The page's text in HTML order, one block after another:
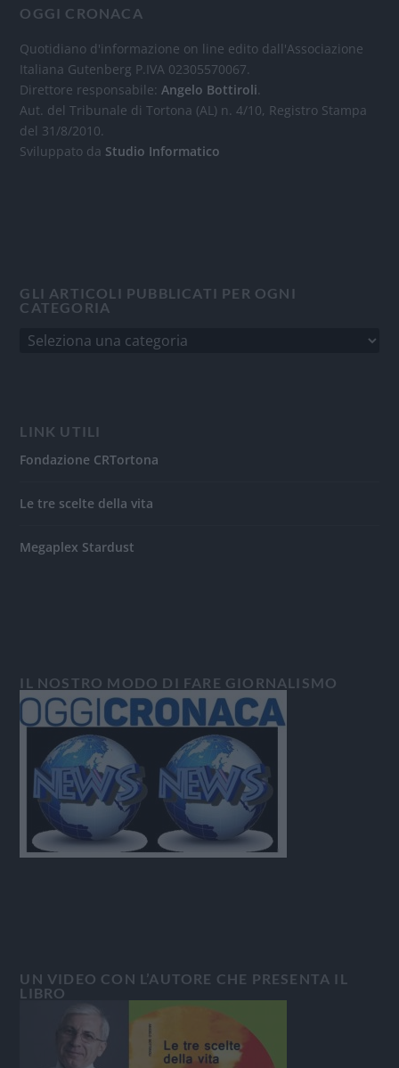
OGGI CRONACA
Quotidiano d'informazione on line edito dall'Associazione
Italiana Gutenberg P.IVA 02305570067.
Direttore responsabile:Angelo Bottiroli.
Aut. del Tribunale di Tortona (AL) n. 4/10, Registro Stampa
del 31/8/2010.
Sviluppato da Studio Informatico
GLI ARTICOLI PUBBLICATI PER OGNI
CATEGORIA
LINK UTILI
Fondazione CRTortona
Le tre scelte della vita
Megaplex Stardust
IL NOSTRO MODO DI FARE GIORNALISMO
UN VIDEO CON L’AUTORE CHE PRESENTA IL
LIBRO